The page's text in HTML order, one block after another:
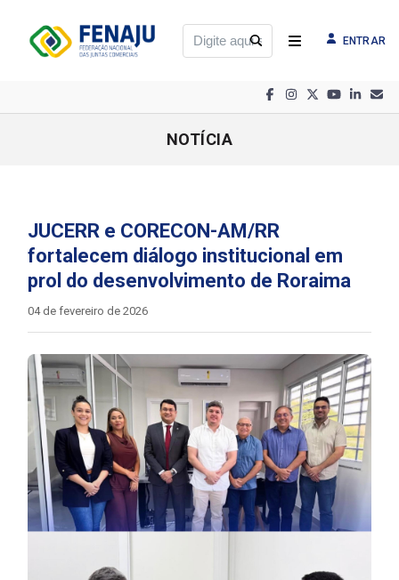
ENTRAR
NOTÍCIA
JUCERR e CORECON-AM/RR
fortalecem diálogo institucional em
prol do desenvolvimento de Roraima
04 de fevereiro de 2026